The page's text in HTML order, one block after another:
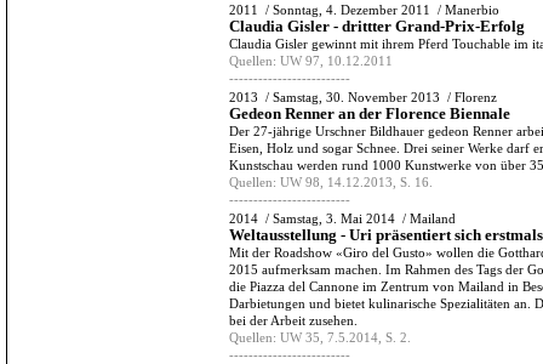
2011
/ Sonntag, 4. Dezember 2011 / Manerbio
Claudia Gisler - drittter Grand-Prix-Erfolg
Claudia Gisler gewinnt mit ihrem Pferd Touchable im
Quellen: UW 97, 10.12.2011
-------------------------
2013 / Samstag, 30. November 2013 / Florenz
Gedeon Renner an der Florence Biennale
Der 27-jährige Urschner Bildhauer gedeon Renner
Eisen, Holz und sogar Schnee. Drei seiner Werke darf
Kunstschau werden rund 1000 Kunstwerke von über
Quellen: UW 98, 14.12.2013, S. 16.
-------------------------
2014 / Samstag, 3. Mai 2014 / Mailand
Weltausstellung - Uri präsentiert sich
Mit der Roadshow «Giro del Gusto» wollen die
2015 aufmerksam machen. Im Rahmen des Tags der
die Piazza del Cannone im Zentrum von Mailand in
Darbietungen und bietet kulinarische Spezialitäten an.
bei der Arbeit zusehen.
Quellen: UW 35, 7.5.2014, S. 2.
-------------------------